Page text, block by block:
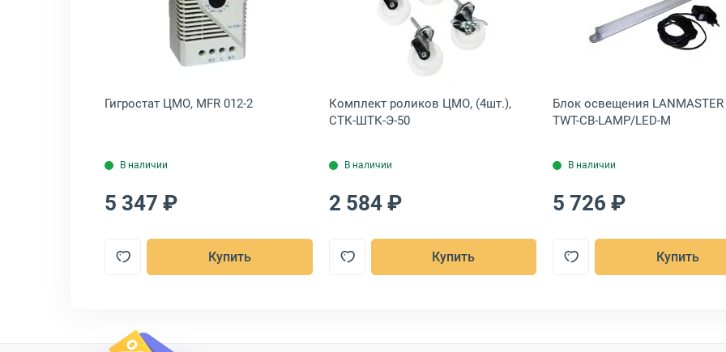
товар: Панель монтажная ЦМО ПМ-19 24U, цвет Серебристый, ПМ-19-24
Открыть товар: Гигростат ЦМО, MFR 012-2
Гигростат ЦМО, MFR 012-2
В наличии
5 347 ₽
Купить
Открыть товар: Комплект роликов ЦМО, (4шт.), СТК-
Комплект роликов ЦМО, (4шт.),
СТК-ШТК-Э-50
В наличии
2 584 ₽
Купить
Открыть
Блок освещения LANMASTER
TWT-CB-LAMP/LED-M
В наличии
5 726 ₽
Купить